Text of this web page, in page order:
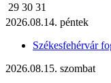
29 30 31
2026.08.14. péntek
Székesfehérvár
2026.08.15. szombat